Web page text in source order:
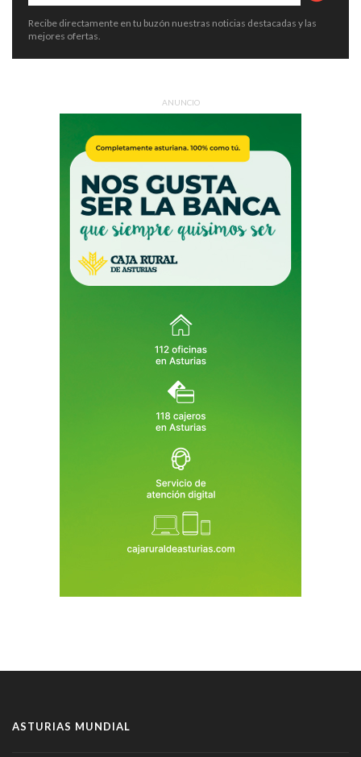
Recibe directamente en tu buzón nuestras noticias destacadas y las
mejores ofertas.
ANUNCIO
ASTURIAS MUNDIAL